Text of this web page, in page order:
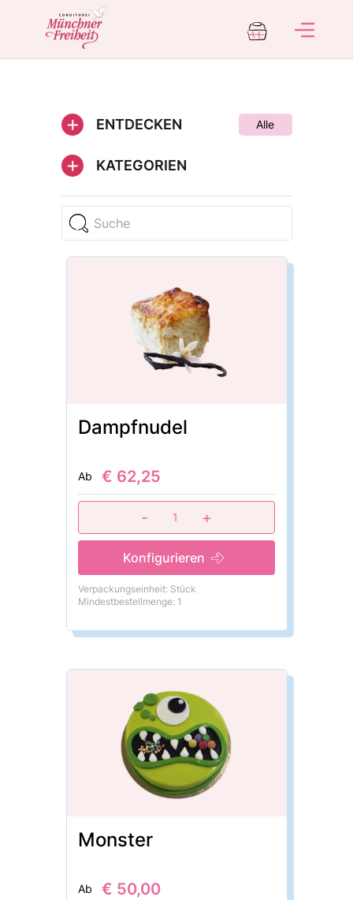
ENTDECKEN Alle
KATEGORIEN
Dampfnudel
Ab € 62,25
- 1 +
Konfigurieren
Verpackungseinheit: Stück
Mindestbestellmenge: 1
Monster
Ab € 50,00